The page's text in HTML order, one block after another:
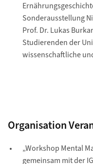
Sonderausstellung
Prof. Dr. Lukas
Studierenden der
wissenschaftliche
Organisation
„Workshop Mental
gemeinsam mit der